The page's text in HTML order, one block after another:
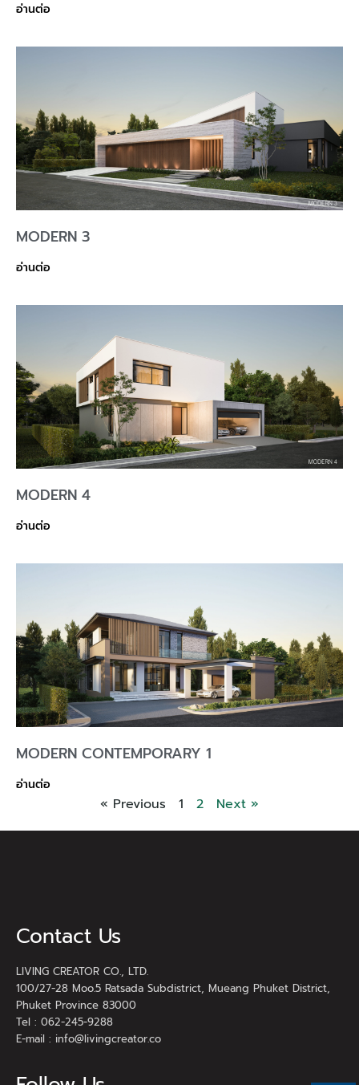
อ่านต่อ
MODERN 3
อ่านต่อ
MODERN 4
อ่านต่อ
MODERN CONTEMPORARY 1
อ่านต่อ
« Previous 1 2 Next »
Contact Us
LIVING CREATOR CO., LTD.
100/27-28 Moo.5 Ratsada Subdistrict, Mueang Phuket District,
Phuket Province 83000
Tel : 062-245-9288
E-mail : info@livingcreator.co